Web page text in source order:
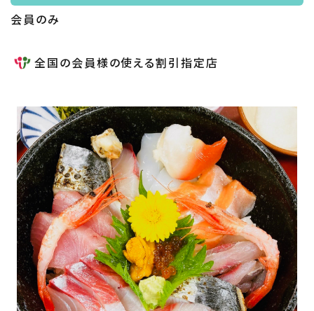
会員のみ
全国の会員様の使える割引指定店